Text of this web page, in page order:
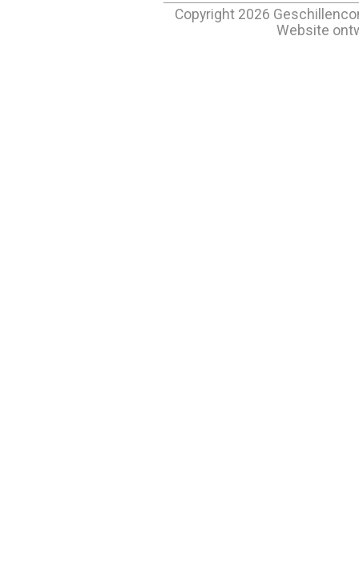
Copyright 2026
Website